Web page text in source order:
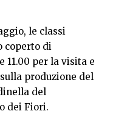
le classi
coperto di
11.00 per la visita e
produzione del
del
dei Fiori.